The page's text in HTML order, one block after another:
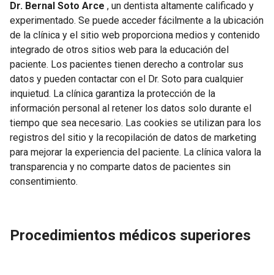
Dr. Bernal Soto Arce , un dentista altamente calificado y
experimentado. Se puede acceder fácilmente a la ubicación
de la clínica y el sitio web proporciona medios y contenido
integrado de otros sitios web para la educación del
paciente. Los pacientes tienen derecho a controlar sus
datos y pueden contactar con el Dr. Soto para cualquier
inquietud. La clínica garantiza la protección de la
información personal al retener los datos solo durante el
tiempo que sea necesario. Las cookies se utilizan para los
registros del sitio y la recopilación de datos de marketing
para mejorar la experiencia del paciente. La clínica valora la
transparencia y no comparte datos de pacientes sin
consentimiento.
Procedimientos médicos superiores